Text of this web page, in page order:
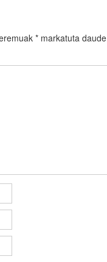
* markatuta daude